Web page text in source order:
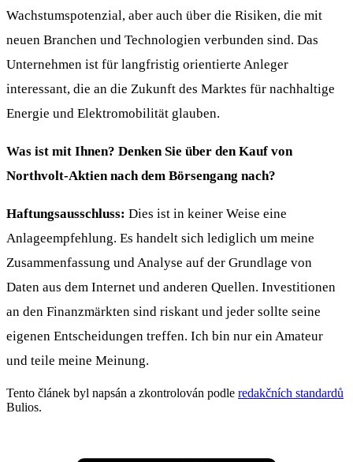
Wachstumspotenzial, aber auch über die Risiken, die mit
neuen Branchen und Technologien verbunden sind. Das
Unternehmen ist für langfristig orientierte Anleger
interessant, die an die Zukunft des Marktes für nachhaltige
Energie und Elektromobilität glauben.
Was ist mit Ihnen? Denken Sie über den Kauf von
Northvolt-Aktien nach dem Börsengang nach?
Haftungsausschluss: Dies ist in keiner Weise eine
Anlageempfehlung. Es handelt sich lediglich um meine
Zusammenfassung und Analyse auf der Grundlage von
Daten aus dem Internet und anderen Quellen. Investitionen
an den Finanzmärkten sind riskant und jeder sollte seine
eigenen Entscheidungen treffen. Ich bin nur ein Amateur
und teile meine Meinung.
Tento článek byl napsán a zkontrolován podle redakčních standardů
Bulios.